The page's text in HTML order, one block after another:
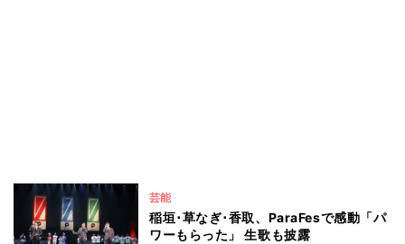
芸能
稲垣･草なぎ･香取、ParaFesで感動「パ
ワーもらった」 生歌も披露